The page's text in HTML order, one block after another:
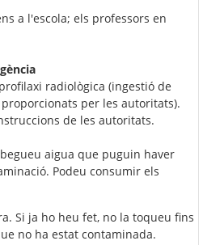
a l'escola; els professors en
radiològica (ingestió de
per les autoritats).
de les autoritats.
aigua que puguin haver
Podeu consumir els
Si ja ho heu fet, no la toqueu fins
no ha estat contaminada.